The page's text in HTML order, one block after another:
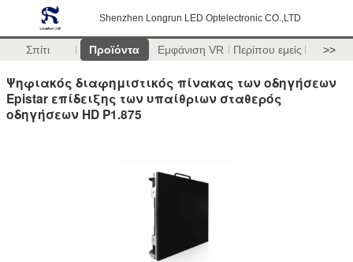
Shenzhen Longrun LED Optelectronic CO.,LTD
Σπίτι Προϊόντα Εμφάνιση VR Περίπου εμείς >>
Ψηφιακός διαφημιστικός πίνακας των οδηγήσεων
Epistar επίδειξης των υπαίθριων σταθερός
οδηγήσεων HD P1.875